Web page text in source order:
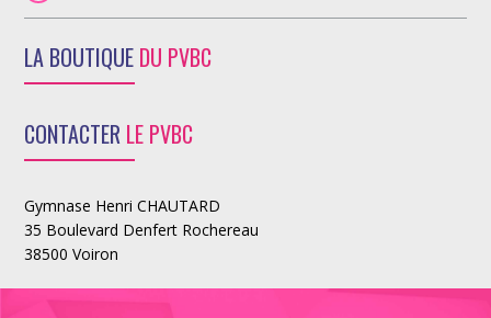
LA BOUTIQUE DU PVBC
CONTACTER LE PVBC
Gymnase Henri CHAUTARD
35 Boulevard Denfert Rochereau
38500 Voiron